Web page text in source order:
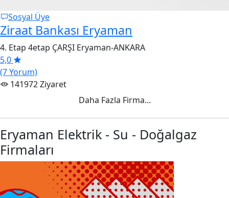
Sosyal Üye
Ziraat Bankası Eryaman
4. Etap 4etap ÇARŞI Eryaman-ANKARA
5,0
(7 Yorum)
141972 Ziyaret
Daha Fazla Firma...
Eryaman Elektrik - Su - Doğalgaz
Firmaları